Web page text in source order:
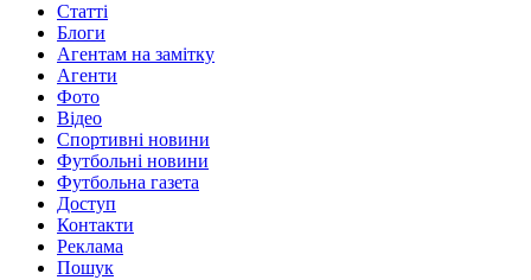
Статті
Блоги
Агентам на замітку
Агенти
Фото
Відео
Спортивні новини
Футбольні новини
Футбольна газета
Доступ
Контакти
Реклама
Пошук